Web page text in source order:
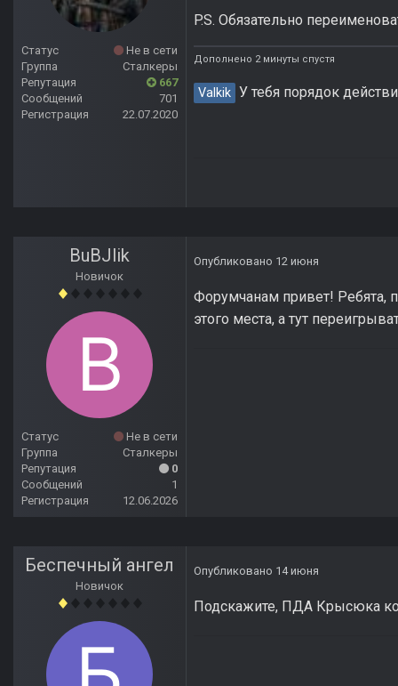
Статус
Не в сети
Группа
Сталкеры
Репутация
667
Сообщений
701
Регистрация
22.07.2020
P.S. Обязательно
Дополнено 2 минуты спустя
Valkik У тебя порядок
BuBJlik
Новичок
Статус
Не в сети
Группа
Сталкеры
Репутация
0
Сообщений
1
Регистрация
12.06.2026
Опубликовано 12 июня
Форумчанам привет! Ребята,
этого места, а тут
Беспечный ангел
Новичок
Опубликовано 14 июня
Подскажите, ПДА Крысюка